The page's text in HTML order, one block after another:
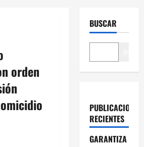
orden
BUSCAR
PUBLICACIONES
RECIENTES
GARANTIZA